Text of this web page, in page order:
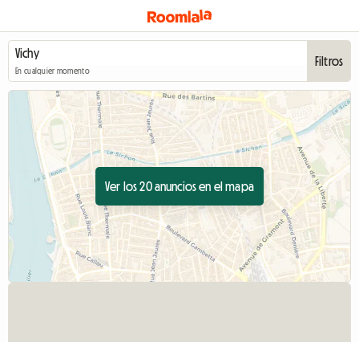
En cualquier momento
Filtros
Ver los 20 anuncios en el mapa